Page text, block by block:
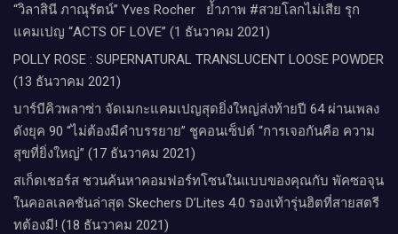
“วิลาสินี ภาณุรัตน์” Yves Rocher​ ย้ำภาพ #สวยโลกไม่เสีย รุก
แคมเปญ “ACTS OF LOVE” (1 ธันวาคม 2021)
POLLY ROSE : SUPERNATURAL TRANSLUCENT LOOSE POWDER
(13 ธันวาคม 2021)
บาร์บีคิวพลาซ่า จัดเมกะแคมเปญสุดยิ่งใหญ่ส่งท้ายปี 64 ผ่านเพลง
ดังยุค 90 “ไม่ต้องมีคำบรรยาย” ชูคอนเซ็ปต์ “การเจอกันคือ ความ
สุขที่ยิ่งใหญ่” (17 ธันวาคม 2021)
สเก็ตเชอร์ส ชวนค้นหาคอมฟอร์ทโซนในแบบของคุณกับ พัคซอจุน
ในคอลเลคชันล่าสุด Skechers D’Lites 4.0 รองเท้ารุ่นฮิตที่สายสตรี
ทต้องมี! (18 ธันวาคม 2021)